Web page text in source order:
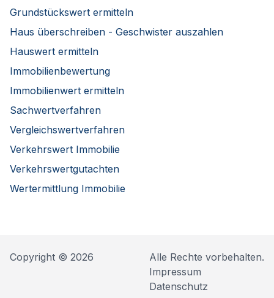
Grundstückswert ermitteln
Haus überschreiben - Geschwister auszahlen
Hauswert ermitteln
Immobilienbewertung
Immobilienwert ermitteln
Sachwertverfahren
Vergleichswertverfahren
Verkehrswert Immobilie
Verkehrswertgutachten
Wertermittlung Immobilie
Copyright © 2026
Alle Rechte vorbehalten.
Impressum
Datenschutz